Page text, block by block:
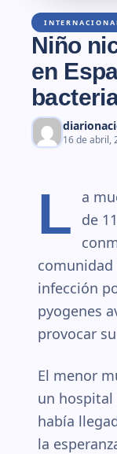
Niño
en
16 de abril,
L
a
de
infección
pyogenes
provocar
El menor
un hospital
había
la